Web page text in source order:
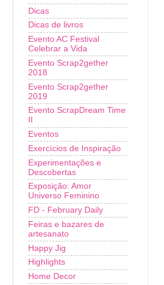
Dicas
Dicas de livros
Evento AC Festival
Celebrar a Vida
Evento Scrap2gether
2018
Evento Scrap2gether
2019
Evento ScrapDream Time
Eventos
Exercícios de Inspiração
Experimentações e
Descobertas
Exposição: Amor
Universo Feminino
FD - February Daily
Feiras e bazares de
artesanato
Happy Jig
Highlights
Home Decor